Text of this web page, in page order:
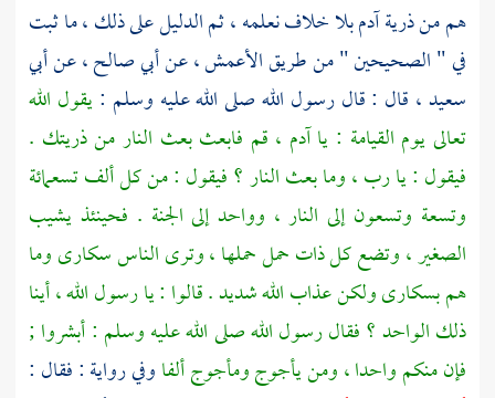
هم من ذريةآدمبلا خلاف نعلمه ، ثم الدليل على ذلك ، ما ثبت
في " الصحيحين " من طريقالأعمش، عنأبي صالح ،عنأبي
سعيد، قال : قال رسول الله صلى الله عليه وسلم :يقول الله
تعالى يوم القيامة : يا آدم ، قم فابعث بعث النار من ذريتك .
فيقول : يا رب ، وما بعث النار ؟ فيقول : من كل ألف تسعمائة
وتسعة وتسعون إلى النار ، وواحد إلى الجنة . فحينئذ يشيب
الصغير ، وتضع كل ذات حمل حملها ، وترى الناس سكارى وما
هم بسكارى ولكن عذاب الله شديد . قالوا : يا رسول الله ، أينا
ذلك الواحد ؟ فقال رسول الله صلى الله عليه وسلم : أبشروا ;
فإن منكم واحدا ، ومن يأجوج ومأجوج ألفاوفي رواية : فقال :